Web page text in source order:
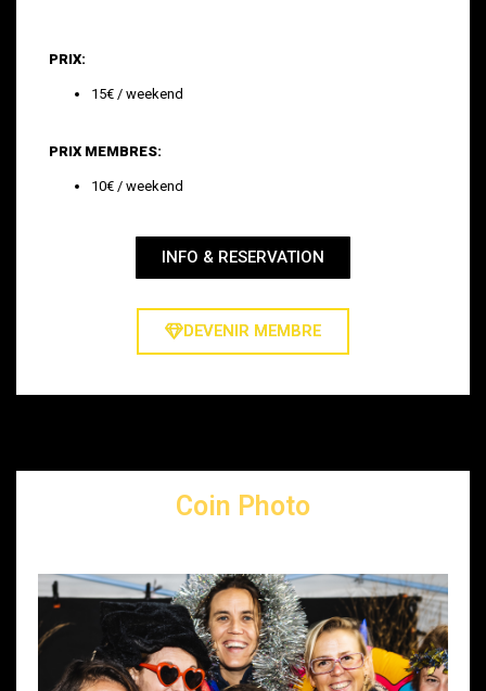
PRIX:
15€ / weekend
PRIX MEMBRES:
10€ / weekend
INFO & RESERVATION
DEVENIR MEMBRE
Coin Photo